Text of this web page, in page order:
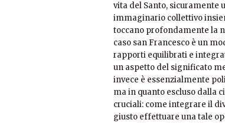
vita del Santo, sicuramente
immaginario collettivo
toccano profondamente la
caso san Francesco è un
rapporti equilibrati e
un aspetto del significato
invece è essenzialmente
ma in quanto escluso dalla
cruciali: come integrare il
giusto effettuare una tale